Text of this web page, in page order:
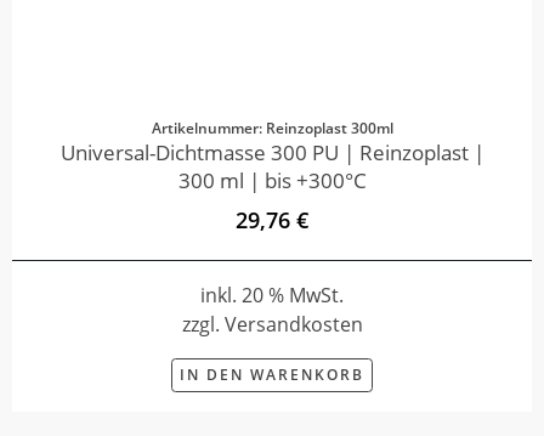
Artikelnummer: Reinzoplast 300ml
Universal-Dichtmasse 300 PU | Reinzoplast |
300 ml | bis +300°C
29,76 €
inkl. 20 % MwSt.
zzgl. Versandkosten
IN DEN WARENKORB